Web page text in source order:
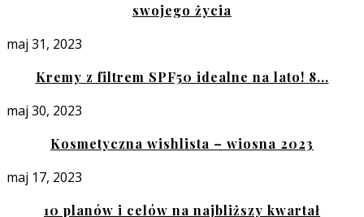
swojego życia
maj 31, 2023
Kremy z filtrem SPF50 idealne na lato! 8...
maj 30, 2023
Kosmetyczna wishlista – wiosna 2023
maj 17, 2023
10 planów i celów na najbliższy kwartał